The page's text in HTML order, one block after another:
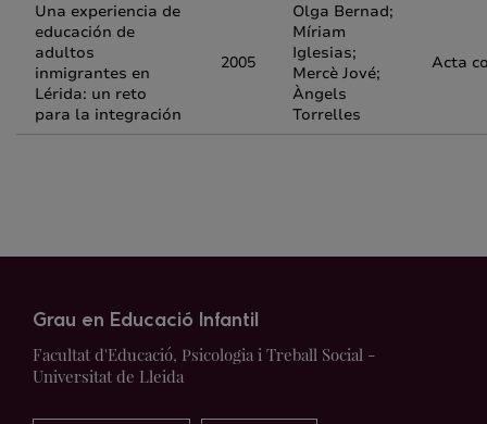
Una experiencia de
educación de
adultos
inmigrantes en
Lérida: un reto
para la integración
2005
Olga Bernad;
Míriam
Iglesias;
Mercè Jové;
Àngels
Torrelles
Acta
Grau en Educació Infantil
Facultat d'Educació, Psicologia i Treball Social -
Universitat de Lleida